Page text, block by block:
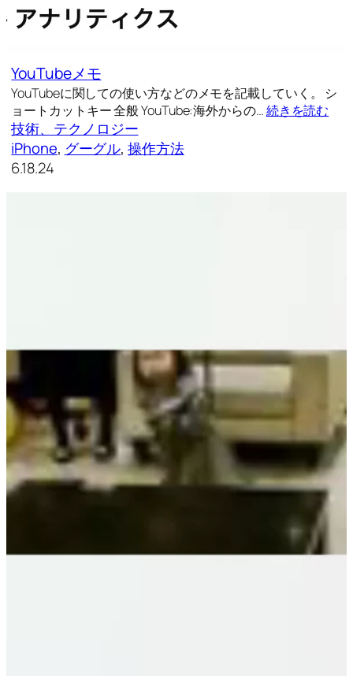
YouTubeメモ
YouTubeに関しての使い方などのメモを記載していく。 シ
ョートカットキー 全般 YouTube:海外からの…続きを読む
技術、テクノロジー
iPhone, グーグル, 操作方法
6.18.24